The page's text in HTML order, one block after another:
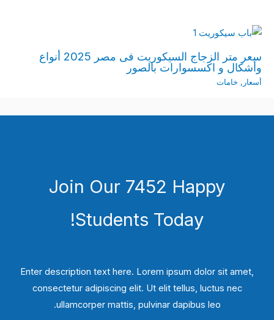
سعر متر الزجاج السيكوريت فى مصر 2025 أنواع
وأشكال و اكسسوارات بالصور
أسعار , خامات
Join Our 7452 Happy
Students​ Today!
Enter description text here. Lorem ipsum dolor sit amet,
consectetur adipiscing elit. Ut elit tellus, luctus nec
ullamcorper mattis, pulvinar dapibus leo.​